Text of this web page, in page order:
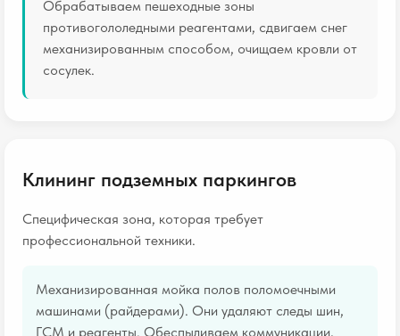
Обрабатываем пешеходные зоны
противогололедными реагентами, сдвигаем снег
механизированным способом, очищаем кровли от
сосулек.
Клининг подземных паркингов
Специфическая зона, которая требует
профессиональной техники.
Механизированная мойка полов поломоечными
машинами (райдерами). Они удаляют следы шин,
ГСМ и реагенты. Обеспыливаем коммуникации,